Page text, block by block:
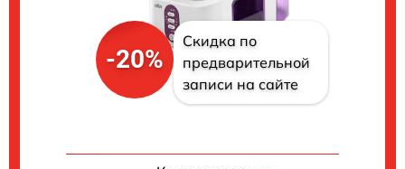
-20%
Скидка по
предварительной
записи на сайте